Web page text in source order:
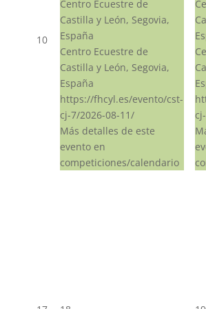
10
Centro Ecuestre de
Castilla y León, Segovia,
España
Centro Ecuestre de
Castilla y León, Segovia,
España
https://fhcyl.es/evento/cst-
cj-7/2026-08-11/
Más detalles de este
evento en
competiciones/calendario